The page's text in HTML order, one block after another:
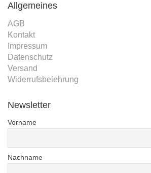
Allgemeines
AGB
Kontakt
Impressum
Datenschutz
Versand
Widerrufsbelehrung
Newsletter
Vorname
Nachname